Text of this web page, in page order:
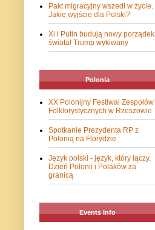
Pakt migracyjny wszedł w życie.
Jakie wyjście dla Polski?
Xi i Putin budują nowy porządek
świata! Trump wykiwany
Polonia
XX Polonijny Festiwal Zespołów
Folklorystycznych w Rzeszowie
Spotkanie Prezydenta RP z
Polonią na Florydzie
Język polski - język, który łączy.
Dzień Polonii i Polaków za
granicą
Events Info